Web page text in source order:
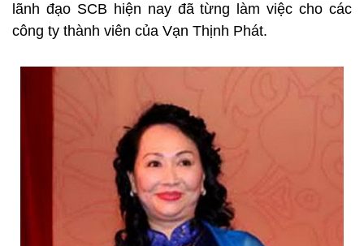
lãnh đạo SCB hiện nay đã từng làm việc cho các
công ty thành viên của Vạn Thịnh Phát.